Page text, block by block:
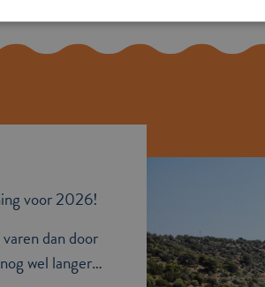
voor 2026!
dan door
wel langer…